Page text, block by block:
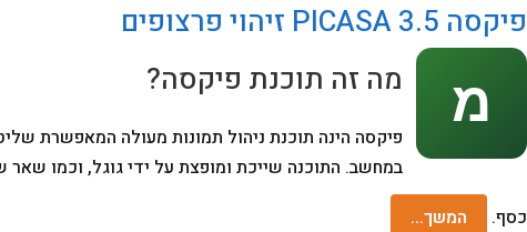
פיקסה PICASA 3.5 זיהוי פרצופים
מה זה תוכנת פיקסה?
פיקסה הינה תוכנת ניהול תמונות מעולה המאפשרת
במחשב. התוכנה שייכת ומופצת על ידי גוגל, וכמו שאר
כסף.
המשך…